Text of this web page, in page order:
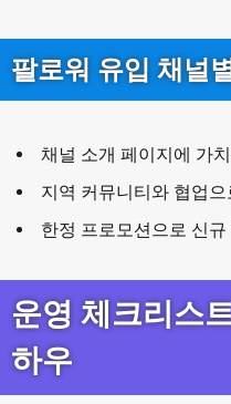
팔로워 유입 채널
채널 소개 페이지에 가
지역 커뮤니티와 협업
한정 프로모션으로 신규
운영 체크리스
하우